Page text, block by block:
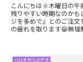
こんにちは🌞木曜日の午
残りやすい時期なのかも
ジを多めで』とのご注
の疲れを取ります😁無理
ハルキのつぶやき